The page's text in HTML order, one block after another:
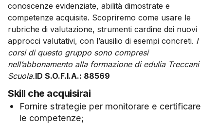
conoscenze evidenziate, abilità dimostrate e
competenze acquisite. Scopriremo come usare le
rubriche di valutazione, strumenti cardine dei nuovi
approcci valutativi, con l’ausilio di esempi concreti. I
corsi di questo gruppo sono compresi
nell’abbonamento alla formazione di edulia Treccani
Scuola.ID S.O.F.I.A.: 88569
Skill che acquisirai
Fornire strategie per monitorare e certificare
le competenze;